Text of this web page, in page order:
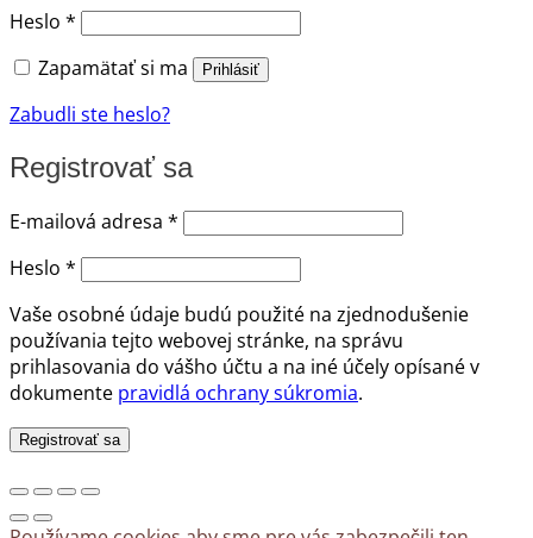
Heslo * Povinné
Zapamätať si ma
Prihlásiť
Zabudli ste heslo?
Registrovať sa
E-mailová adresa * Povinné
Heslo * Povinné
Vaše osobné údaje budú použité na zjednodušenie
používania tejto webovej stránke, na správu
prihlasovania do vášho účtu a na iné účely opísané v
dokumente pravidlá ochrany súkromia.
Registrovať sa